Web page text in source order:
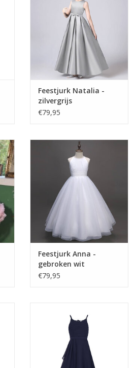
Feestjurk Natalia -
zilvergrijs
€79,95
Feestjurk Anna -
gebroken wit
€79,95